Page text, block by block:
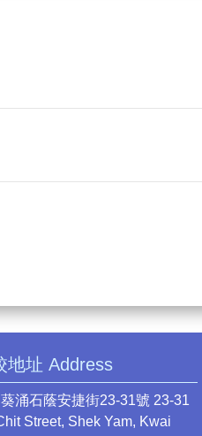
地址 Address
涌石蔭安捷街23-31號 23-31
Street, Shek Yam, Kwai